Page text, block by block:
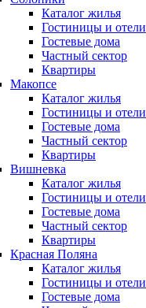
Каталог жилья
Гостиницы и отели
Гостевые дома
Частный сектор
Квартиры
Макопсе
Каталог жилья
Гостиницы и отели
Гостевые дома
Частный сектор
Квартиры
Вишневка
Каталог жилья
Гостиницы и отели
Гостевые дома
Частный сектор
Квартиры
Красная Поляна
Каталог жилья
Гостиницы и отели
Гостевые дома